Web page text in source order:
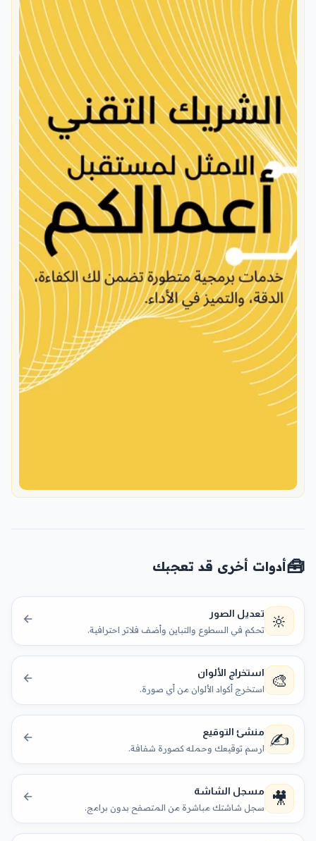
🧰أدوات أخرى قد تعجبك
🔆 تعديل الصور
تحكم في السطوع والتباين وأضف فلاتر احترافية.
🎨 استخراج الألوان
استخرج أكواد الألوان من أي صورة.
✍️ منشئ التوقيع
ارسم توقيعك وحمله كصورة شفافة.
🎥 مسجل الشاشة
سجل شاشتك مباشرة من المتصفح بدون برامج.